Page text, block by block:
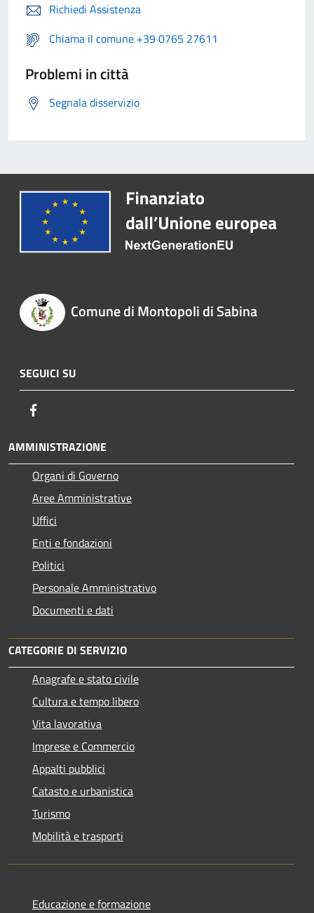
Richiedi Assistenza
Chiama il comune +39 0765 27611
Problemi in città
Segnala disservizio
Comune di Montopoli di Sabina
SEGUICI SU
AMMINISTRAZIONE
Organi di Governo
Aree Amministrative
Uffici
Enti e fondazioni
Politici
Personale Amministrativo
Documenti e dati
CATEGORIE DI SERVIZIO
Anagrafe e stato civile
Cultura e tempo libero
Vita lavorativa
Imprese e Commercio
Appalti pubblici
Catasto e urbanistica
Turismo
Mobilità e trasporti
Educazione e formazione